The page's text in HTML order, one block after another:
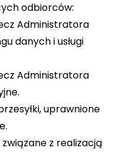
odbiorców:
Administratora
danych i usługi
Administratora
uprawnione
z realizacją